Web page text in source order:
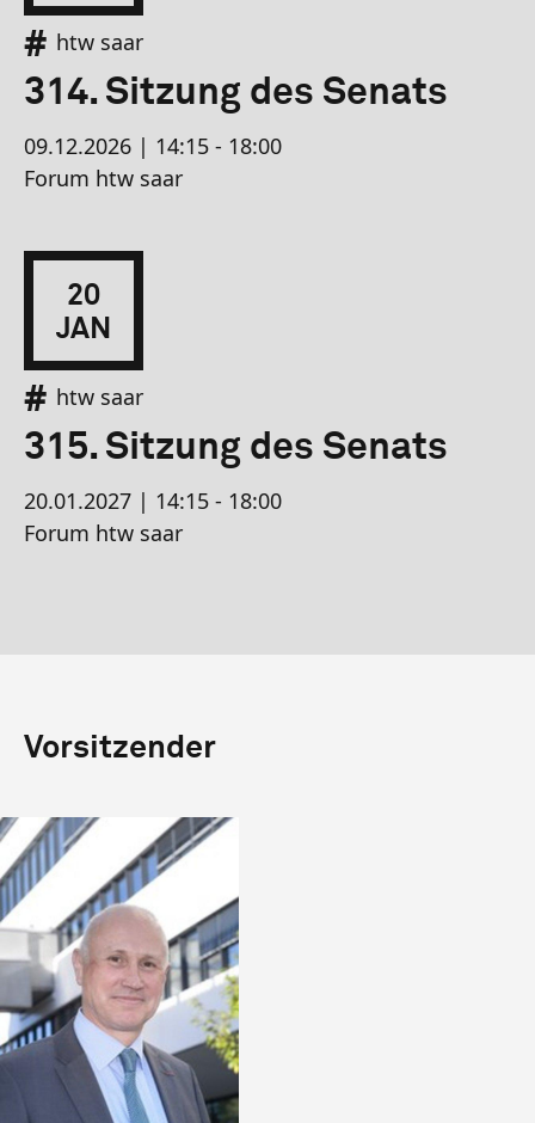
htw saar
314. Sitzung des Senats
09.12.2026 | 14:15 - 18:00
Forum htw saar
20
JAN
htw saar
315. Sitzung des Senats
20.01.2027 | 14:15 - 18:00
Forum htw saar
Vorsitzender